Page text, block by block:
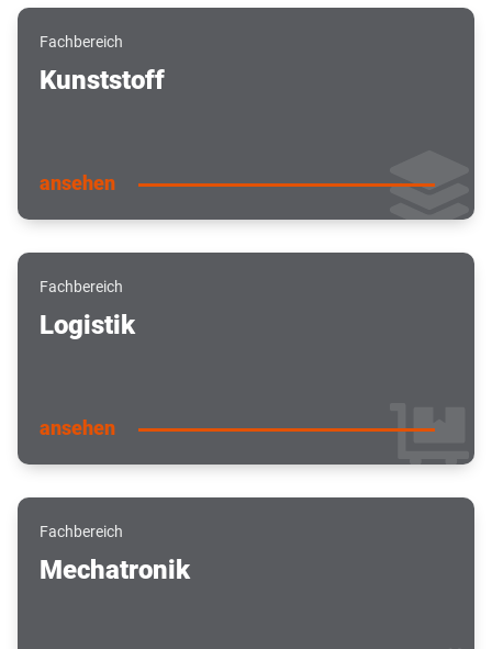
Fachbereich
Kunststoff
ansehen
Fachbereich
Logistik
ansehen
Fachbereich
Mechatronik